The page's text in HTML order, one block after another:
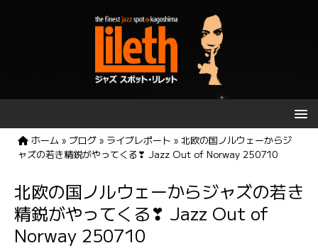
ホーム » ブログ » ライブレポート » 北欧の国ノルウェーからジ
ャズの若き精鋭がやってくる❣ Jazz Out of Norway 250710
北欧の国ノルウェーからジャズの若き
精鋭がやってくる❣ Jazz Out of
Norway 250710